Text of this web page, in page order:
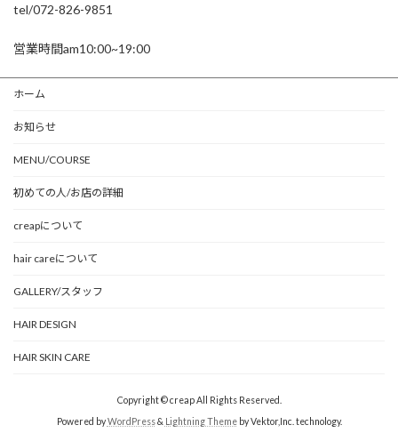
tel/072-826-9851
営業時間am10:00~19:00
ホーム
お知らせ
MENU/COURSE
初めての人/お店の詳細
creapについて
hair careについて
GALLERY/スタッフ
HAIR DESIGN
HAIR SKIN CARE
Copyright © creap All Rights Reserved.
Powered byWordPress& Lightning Themeby Vektor,Inc. technology.